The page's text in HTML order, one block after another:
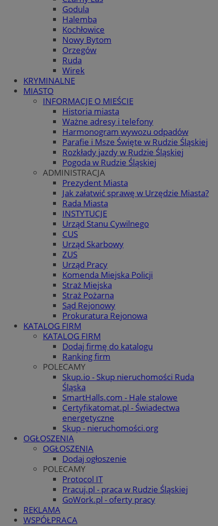
Godula
Halemba
Kochłowice
Nowy Bytom
Orzegów
Ruda
Wirek
KRYMINALNE
MIASTO
INFORMACJE O MIEŚCIE
Historia miasta
Ważne adresy i telefony
Harmonogram wywozu odpadów
Parafie i Msze Święte w Rudzie Śląskiej
Rozkłady jazdy w Rudzie Śląskiej
Pogoda w Rudzie Śląskiej
ADMINISTRACJA
Prezydent Miasta
Jak załatwić sprawę w Urzędzie Miasta?
Rada Miasta
INSTYTUCJE
Urząd Stanu Cywilnego
CUS
Urząd Skarbowy
ZUS
Urząd Pracy
Komenda Miejska Policji
Straż Miejska
Straż Pożarna
Sąd Rejonowy
Prokuratura Rejonowa
KATALOG FIRM
KATALOG FIRM
Dodaj firmę do katalogu
Ranking firm
POLECAMY
Skup.io - Skup nieruchomości Ruda
Śląska
SmartHalls.com - Hale stalowe
Certyfikatomat.pl - Świadectwa
energetyczne
Skup - nieruchomości.org
OGŁOSZENIA
OGŁOSZENIA
Dodaj ogłoszenie
POLECAMY
Protocol IT
Pracuj.pl - praca w Rudzie Śląskiej
GoWork.pl - oferty pracy
REKLAMA
WSPÓŁPRACA